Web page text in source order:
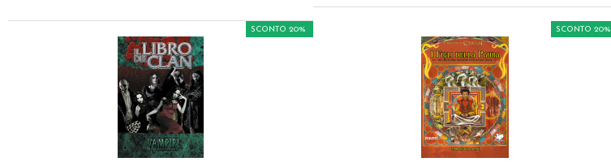
SCONTO 20% SCONTO 20%